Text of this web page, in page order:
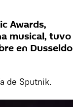
Awards,
musical, tuvo
en
de Sputnik.